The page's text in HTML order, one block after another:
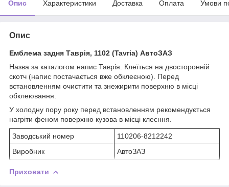
Опис Характеристики Доставка Оплата Умови
Опис
Емблема задня Таврія, 1102 (Tavria) АвтоЗАЗ
Назва за каталогом напис Таврія. Клеїться на двосторонній
скотч (напис постачається вже обклеєною). Перед
встановленням очистити та знежирити поверхню в місці
обклеювання.
У холодну пору року перед встановленням рекомендується
нагріти феном поверхню кузова в місці клеєння.
Заводський номер
110206-8212242
Виробник
АвтоЗАЗ
Приховати